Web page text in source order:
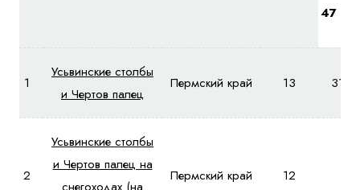
47
1
Усьвинские столбы
и Чертов палец
Пермский край 13 3160
2
Усьвинские столбы
и Чертов палец на
Пермский край 12